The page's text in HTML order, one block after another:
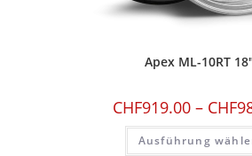
Apex ML-10RT
CHF919.00– CHF
Ausführung